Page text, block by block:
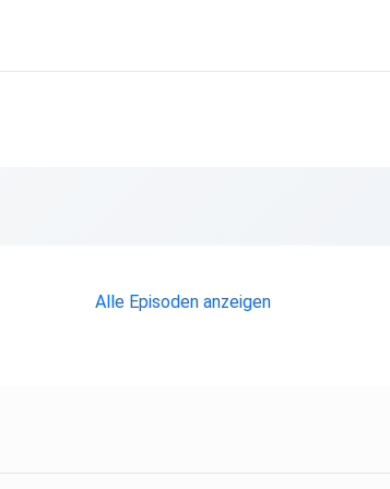
Alle Episoden anzeigen